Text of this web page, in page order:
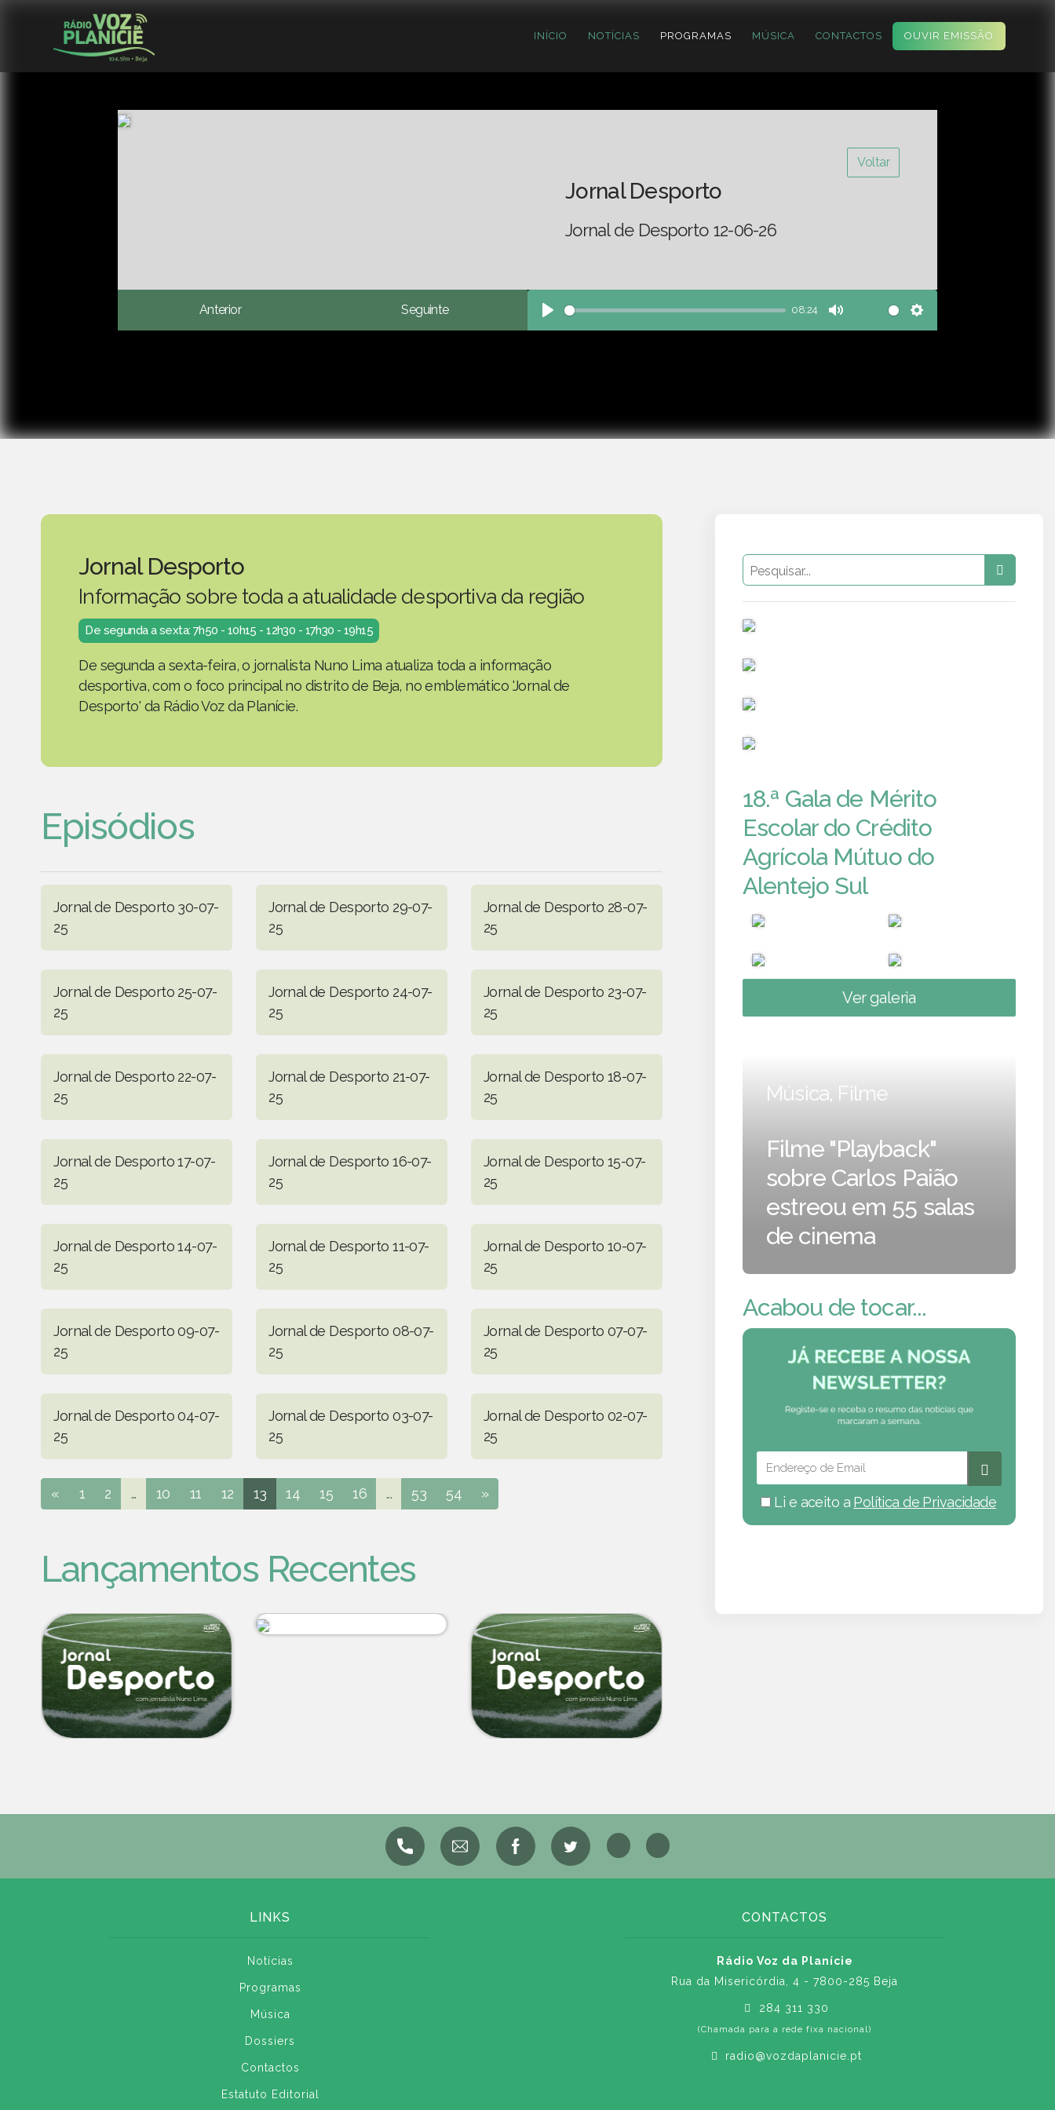
INÍCIO NOTÍCIAS PROGRAMAS MÚSICA CONTACTOS OUVIR EMISSÃO
Voltar
Jornal Desporto
Jornal de Desporto 12-06-26
Anterior Seguinte
Play
08:24
Mute Settings
Jornal Desporto
Informação sobre toda a atualidade desportiva da região
De segunda a sexta: 7h50 - 10h15 - 12h30 - 17h30 - 19h15
De segunda a sexta-feira, o jornalista Nuno Lima atualiza toda a informação
desportiva, com o foco principal no distrito de Beja, no emblemático 'Jornal de
Desporto' da Rádio Voz da Planície.
Episódios
Jornal de Desporto 30-07-
25
Jornal de Desporto 29-07-
25
Jornal de Desporto 28-07-
25
Jornal de Desporto 25-07-
25
Jornal de Desporto 24-07-
25
Jornal de Desporto 23-07-
25
Jornal de Desporto 22-07-
25
Jornal de Desporto 21-07-
25
Jornal de Desporto 18-07-
25
Jornal de Desporto 17-07-
25
Jornal de Desporto 16-07-
25
Jornal de Desporto 15-07-
25
Jornal de Desporto 14-07-
25
Jornal de Desporto 11-07-
25
Jornal de Desporto 10-07-
25
Jornal de Desporto 09-07-
25
Jornal de Desporto 08-07-
25
Jornal de Desporto 07-07-
25
Jornal de Desporto 04-07-
25
Jornal de Desporto 03-07-
25
Jornal de Desporto 02-07-
25
« 1 2 ... 10 11 12 13 14 15 16 ... 53 54 »
Lançamentos Recentes
18.ª Gala de Mérito
Escolar do Crédito
Agrícola Mútuo do
Alentejo Sul
Ver galeria
Música, Filme
Filme "Playback"
sobre Carlos Paião
estreou em 55 salas
de cinema
Acabou de tocar...
Li e aceito a Política de Privacidade
LINKS
Notícias
Programas
Música
Dossiers
Contactos
Estatuto Editorial
CONTACTOS
Rádio Voz da Planície
Rua da Misericórdia, 4 - 7800-285 Beja
284 311 330
(Chamada para a rede fixa nacional)
radio@vozdaplanicie.pt